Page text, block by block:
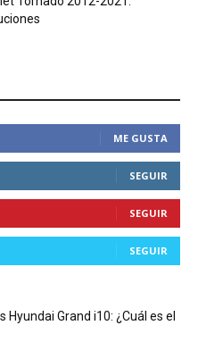
ME GUSTA
SEGUIR
SEGUIR
SEGUIR
Hyundai Grand i10: ¿Cuál es el